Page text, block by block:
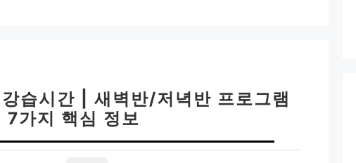
습시간 | 새벽반/저녁반 프로그램
7가지 핵심 정보